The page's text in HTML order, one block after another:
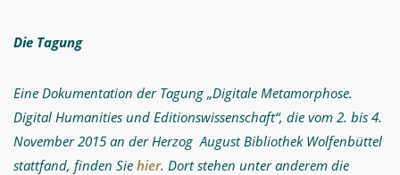
Die Tagung
Eine Dokumentation der Tagung „Digitale Metamorphose.
Digital Humanities und Editionswissenschaft“, die vom 2. bis 4.
November 2015 an der Herzog August Bibliothek Wolfenbüttel
stattfand, finden Sie hier. Dort stehen unter anderem die